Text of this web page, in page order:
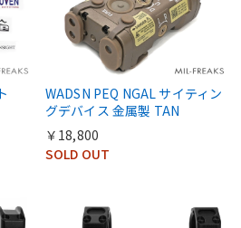
WADSN PEQ NGAL サイティン
グデバイス 金属製 TAN
￥18,800
SOLD OUT